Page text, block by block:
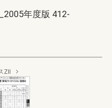
年度版 412-
ZⅡ